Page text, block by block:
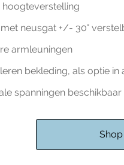
hoogteverstelling
neusgat +/- 30°
armleuningen
bekleding, als optie in
spanningen beschikbaar
Shop